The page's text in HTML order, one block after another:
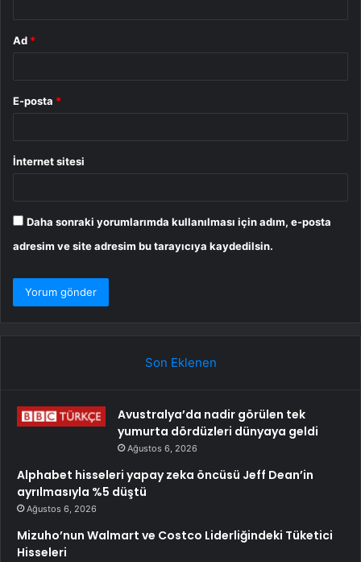
Ad *
E-posta *
İnternet sitesi
Daha sonraki yorumlarımda kullanılması için adım, e-posta
adresim ve site adresim bu tarayıcıya kaydedilsin.
Son Eklenen
Avustralya’da nadir görülen tek
yumurta dördüzleri dünyaya geldi
Ağustos 6, 2026
Alphabet hisseleri yapay zeka öncüsü Jeff Dean’in
ayrılmasıyla %5 düştü
Ağustos 6, 2026
Mizuho’nun Walmart ve Costco Liderliğindeki Tüketici
Hisseleri